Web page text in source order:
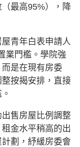
最高95%），降
青年白表申請人
業門檻。學院強
是在現有房委
按揭安排，直接
售房屋比例調整
金水平稍高的出
劃，紓緩房委會